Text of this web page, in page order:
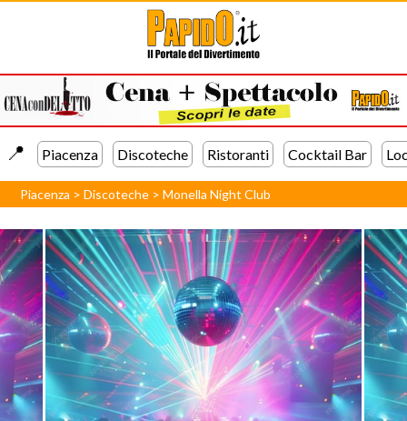
📍️ Piacenza Discoteche Ristoranti Cocktail Bar
Piacenza >Discoteche >Monella Night Club